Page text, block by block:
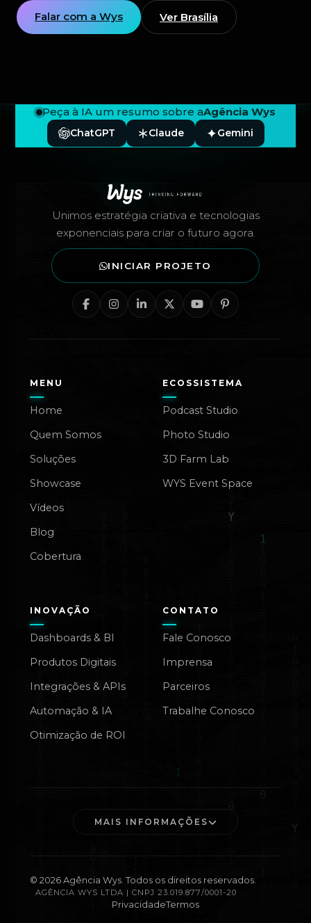
Falar com a Wys Ver Brasília
Peça à IA um resumo sobre aAgência Wys
ChatGPT Claude Gemini
Unimos estratégia criativa e tecnologias
exponenciais para criar o futuro agora.
INICIAR PROJETO
MENU
Home
Quem Somos
Soluções
Showcase
Vídeos
Blog
Cobertura
ECOSSISTEMA
Podcast Studio
Photo Studio
3D Farm Lab
WYS Event Space
INOVAÇÃO
Dashboards & BI
Produtos Digitais
Integrações & APIs
Automação & IA
Otimização de ROI
CONTATO
Fale Conosco
Imprensa
Parceiros
Trabalhe Conosco
MAIS INFORMAÇÕES
© 2026Agência Wys. Todos os direitos reservados.
AGÊNCIA WYS LTDA | CNPJ 23.019.877/0001-20
PrivacidadeTermos